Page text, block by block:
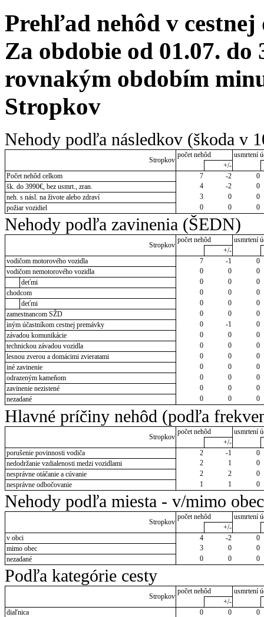
Prehľad nehôd v cestnej
Za obdobie od 01.07. do
rovnakým obdobím
Stropkov
Nehody podľa následkov (škoda v
Stropkov
počet nehôd
usmrtení
+/-
Počet nehôd celkom
7 -2
0
šk. do 3990€, bez usmrt., zran.
4 -2
0
neh. s násl. na živote alebo zdraví
3 0
0
požiar vozidiel
0 0 0
Nehody podľa zavinenia (ŠEDN)
Stropkov
počet nehôd
usmrtení
+/-
vodičom motorového vozidla
7 -1
0
vodičom nemotorového vozidla
0 0
0
deťmi
0 0
0
chodcom
0 0
0
deťmi
0 0
0
zamestnancom SŽD
0 0
0
iným účastníkom cestnej premávky
0 -1
0
závadou komunikácie
0 0
0
technickou závadou vozidla
0 0
0
lesnou zverou a domácimi zvieratami
0 0
0
iné zavinenie
0 0
0
odrazeným kameňom
0 0
0
zavinenie nezistené
0 0
0
nezadané
0 0 0
Hlavné príčiny nehôd (podľa
Stropkov
počet nehôd
usmrtení
+/-
porušenie povinnosti vodiča
2 -1
0
nedodržanie vzdialenosti medzi vozidlami
2 1
0
nesprávne otáčanie a cúvanie
2 2
0
nesprávne odbočovanie
1 1 0
Nehody podľa miesta - v/mimo obec
Stropkov
počet nehôd
usmrtení
+/-
v obci
4 -2
0
mimo obec
3 0
0
nezadané
0 0 0
Podľa kategórie cesty
Stropkov
počet nehôd
usmrtení
+/-
diaľnica
0 0
0